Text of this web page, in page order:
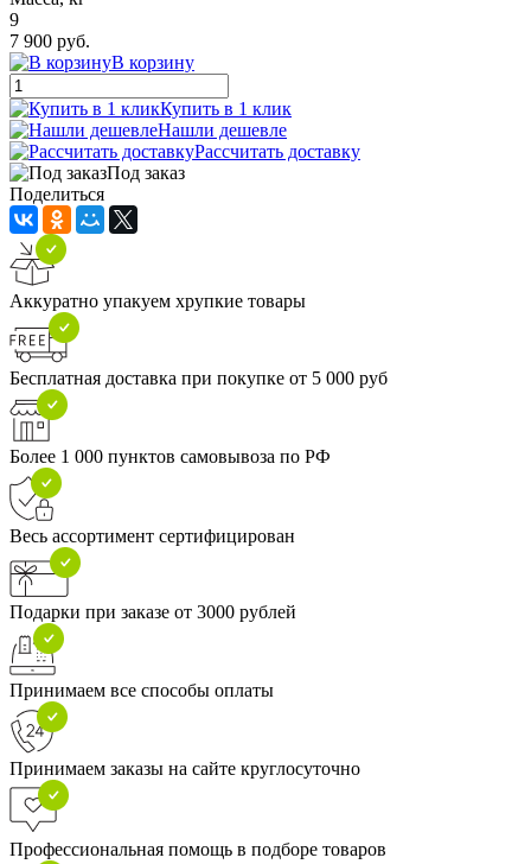
9
7 900 руб.
В корзину
Купить в 1 клик
Нашли дешевле
Рассчитать доставку
Под заказ
Поделиться
Аккуратно упакуем хрупкие товары
Бесплатная доставка при покупке от 5 000 руб
Более 1 000 пунктов самовывоза по РФ
Весь ассортимент сертифицирован
Подарки при заказе от 3000 рублей
Принимаем все способы оплаты
Принимаем заказы на сайте круглосуточно
Профессиональная помощь в подборе товаров